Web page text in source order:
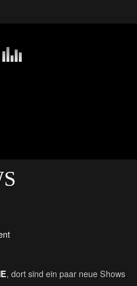
, dort sind ein paar neue Shows